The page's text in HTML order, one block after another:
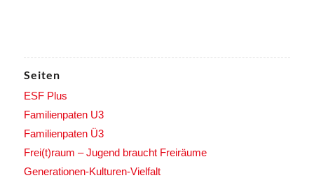
Seiten
ESF Plus
Familienpaten U3
Familienpaten Ü3
Frei(t)raum – Jugend braucht Freiräume
Generationen-Kulturen-Vielfalt